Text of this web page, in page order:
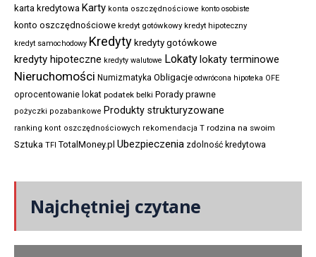
karta kredytowa Karty konta oszczędnościowe konto osobiste
konto oszczędnościowe kredyt gotówkowy kredyt hipoteczny
kredyt samochodowy Kredyty kredyty gotówkowe
kredyty hipoteczne kredyty walutowe Lokatylokaty terminowe
Nieruchomości Numizmatyka Obligacje odwrócona hipoteka OFE
oprocentowanie lokat podatek belki Porady prawne
pożyczki pozabankowe Produkty strukturyzowane
ranking kont oszczędnościowych rekomendacja T rodzina na swoim
Sztuka TFI TotalMoney.pl Ubezpieczenia zdolność kredytowa
Najchętniej czytane